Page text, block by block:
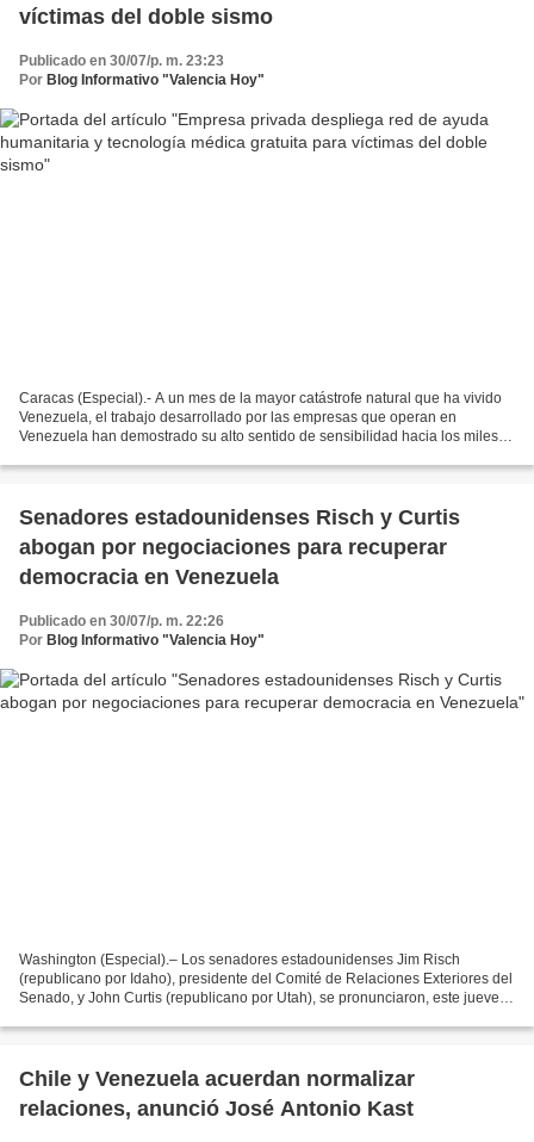
víctimas del doble sismo
Publicado en 30/07/p. m. 23:23
Por Blog Informativo "Valencia Hoy"
Caracas (Especial).- A un mes de la mayor catástrofe natural que ha vivido
Venezuela, el trabajo desarrollado por las empresas que operan en
Venezuela han demostrado su alto sentido de sensibilidad hacia los miles
Senadores estadounidenses Risch y Curtis
abogan por negociaciones para recuperar
democracia en Venezuela
Publicado en 30/07/p. m. 22:26
Por Blog Informativo "Valencia Hoy"
Washington (Especial).– Los senadores estadounidenses Jim Risch
(republicano por Idaho), presidente del Comité de Relaciones Exteriores del
Senado, y John Curtis (republicano por Utah), se pronunciaron, este jueves
Chile y Venezuela acuerdan normalizar
relaciones, anunció José Antonio Kast